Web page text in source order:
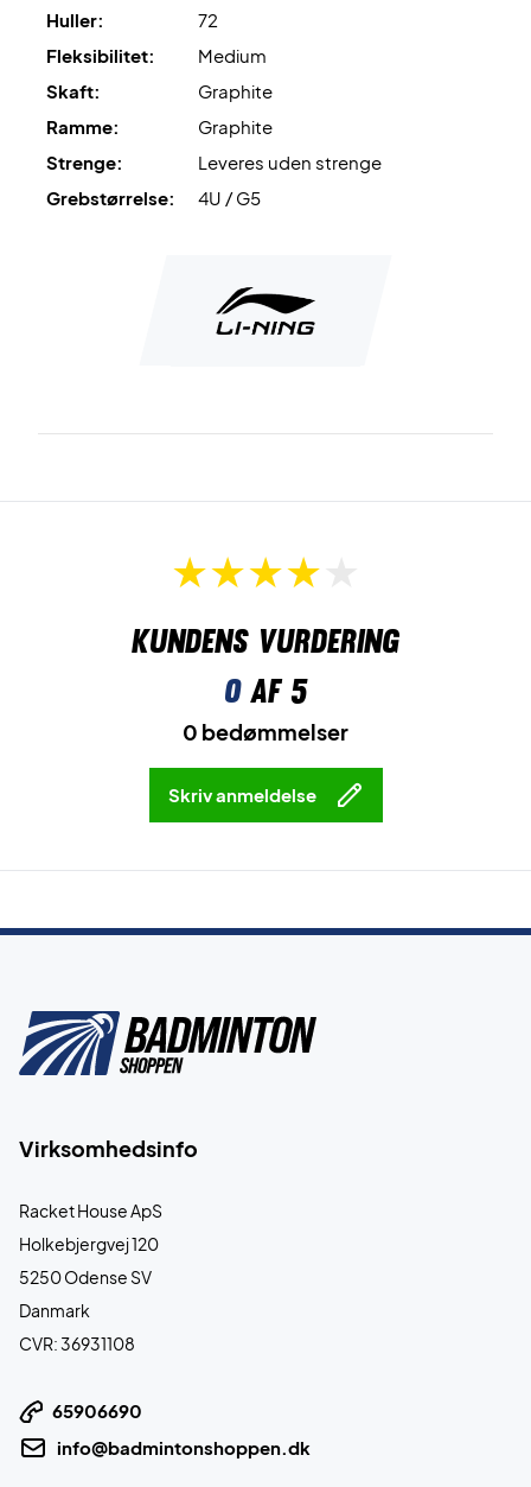
Huller:
72
Fleksibilitet:
Medium
Skaft:
Graphite
Ramme:
Graphite
Strenge:
Leveres uden strenge
Grebstørrelse:
4U / G5
Kundens vurdering
0af 5
0 bedømmelser
Skriv anmeldelse
Virksomhedsinfo
Racket House ApS
Holkebjergvej 120
5250 Odense SV
Danmark
CVR: 36931108
65906690
info@badmintonshoppen.dk